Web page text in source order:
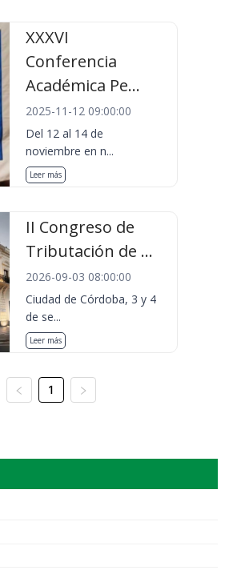
XXXVI
Conferencia
Académica Pe...
2025-11-12 09:00:00
Del 12 al 14 de
noviembre en n...
Leer más
II Congreso de
Tributación de ...
2026-09-03 08:00:00
Ciudad de Córdoba, 3 y 4
de se...
Leer más
1